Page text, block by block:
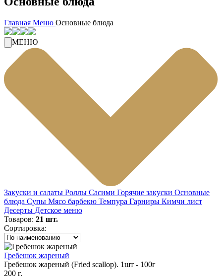
Главная Меню Основные блюда
МЕНЮ
Закуски и салаты Роллы Сасими Горячие закуски Основные
блюда Супы Мясо барбекю Темпура Гарниры Кимчи лист
Десерты Детское меню
Товаров: 21 шт.
Сортировка:
Гребешок жареный
Гребешок жареный (Fried scallop). 1шт - 100г
200 г.